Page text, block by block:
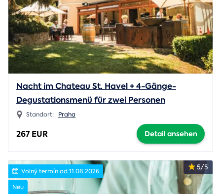
Nacht im Chateau St. Havel + 4-Gänge-
Degustationsmenü für zwei Personen
Standort: Praha
267 EUR Detail ansehen
5/5
Volný termín od 11.08.2026
Neu